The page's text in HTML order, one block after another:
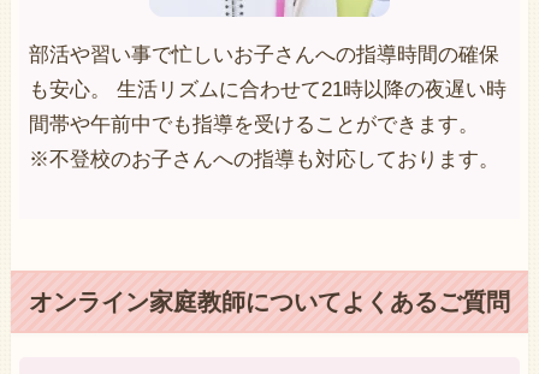
部活や習い事で忙しいお子さんへの指導時間の確保
も安心。 生活リズムに合わせて21時以降の夜遅い時
間帯や午前中でも指導を受けることができます。
※不登校のお子さんへの指導も対応しております。
オンライン家庭教師についてよくあるご質問